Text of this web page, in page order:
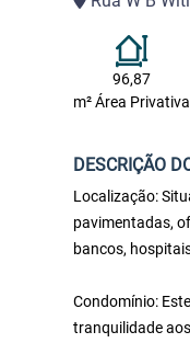
96,87
m² Área Privativa
DESCRIÇÃO
Localização:
pavimentadas,
bancos,
Condomínio:
tranquilidade